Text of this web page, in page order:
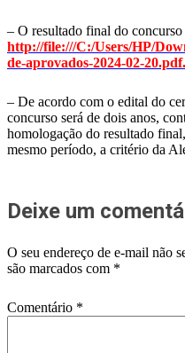
– O resultado final do
http://file:///C:/Users/HP/
de-aprovados-2024-02-20.pdf.
– De acordo com o edital do
concurso será de dois anos,
homologação do resultado
mesmo período, a critério da
Deixe um
O seu endereço de e-mail não
são marcados com *
Comentário *